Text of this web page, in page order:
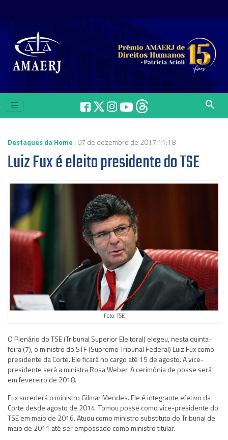
search
Destaques da Home | 07 de dezembro de 2017 11:18
Luiz Fux é eleito presidente do TSE
Foto: TSE
O Plenário do TSE (Tribunal Superior Eleitoral) elegeu, nesta quinta-
feira (7), o ministro do STF (Supremo Tribunal Federal) Luiz Fux como
presidente da Corte. Ele ficará no cargo até 15 de agosto. A vice-
presidente será a ministra Rosa Weber. A cerimônia de posse será
em fevereiro de 2018.
Fux sucederá o ministro Gilmar Mendes. Ele é integrante efetivo da
Corte desde agosto de 2014. Tomou posse como vice-presidente do
TSE em maio de 2016. Atuou como ministro substituto do Tribunal de
maio de 2011 até ser empossado como ministro titular.